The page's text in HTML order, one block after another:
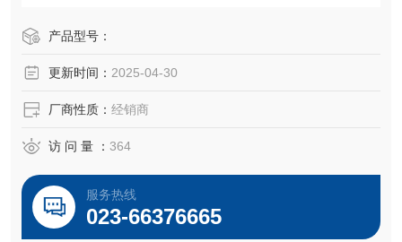
液、下空间位置移动、Z轴等
产品型号：
更新时间： 2025-04-30
厂商性质： 经销商
访 问 量 ： 364
服务热线
023-66376665